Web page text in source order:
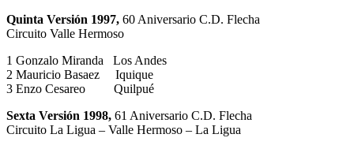
Quinta Versión 1997, 60 Aniversario C.D. Flecha
Circuito Valle Hermoso
1 Gonzalo Miranda Los Andes
2 Mauricio Basaez Iquique
3 Enzo Cesareo Quilpué
Sexta Versión 1998, 61 Aniversario C.D. Flecha
Circuito La Ligua – Valle Hermoso – La Ligua